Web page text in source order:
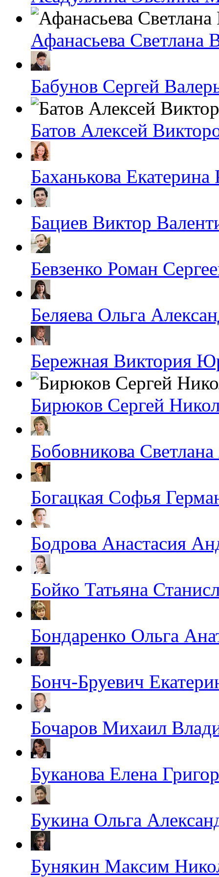
Афанасьева Светлана
Бабунов Сергей
Батов Алексей
Баханькова
Бациев Виктор
Бевзенко Роман
Беляева Ольга
Бережная Виктория
Бирюков Сергей
Бобовникова
Богацкая Софья
Бодрова Анастасия
Бойко Татьяна
Бондаренко Ольга
Бонч-Бруевич
Бочаров Михаил
Буканова Елена
Букина Ольга
Бунякин Максим